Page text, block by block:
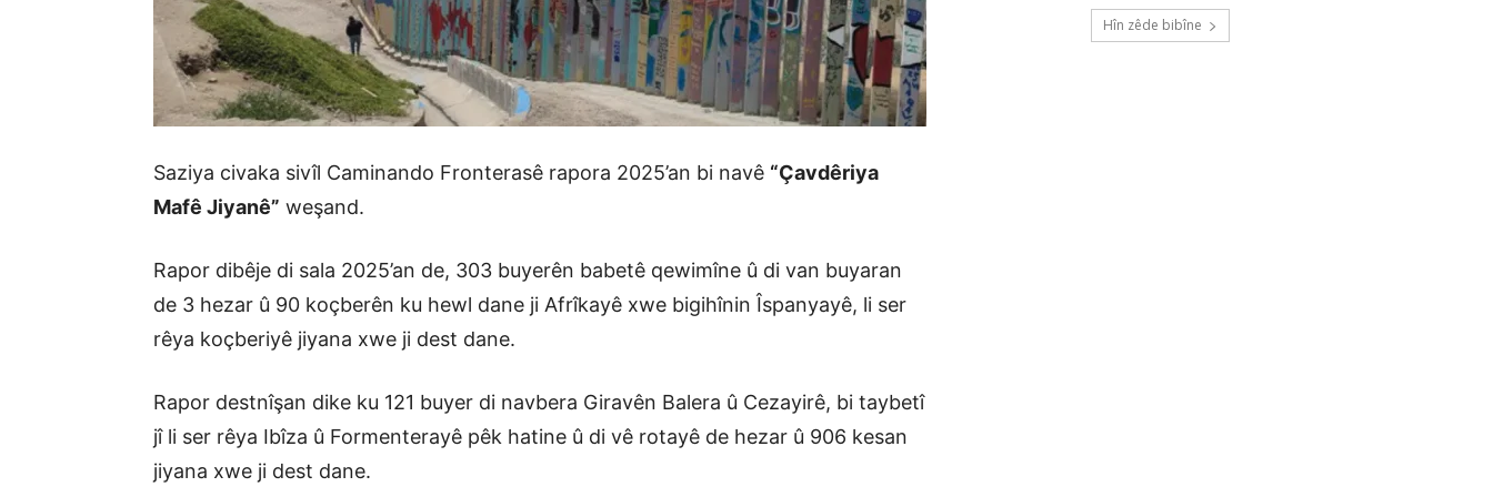
Saziya civaka sivîl Caminando Fronterasê rapora 2025’an bi navê “Çavdêriya
Mafê Jiyanê” weşand.
Rapor dibêje di sala 2025’an de, 303 buyerên babetê qewimîne û di van buyaran
de 3 hezar û 90 koçberên ku hewl dane ji Afrîkayê xwe bigihînin Îspanyayê, li ser
rêya koçberiyê jiyana xwe ji dest dane.
Rapor destnîşan dike ku 121 buyer di navbera Giravên Balera û Cezayirê, bi taybetî
jî li ser rêya Ibîza û Formenterayê pêk hatine û di vê rotayê de hezar û 906 kesan
jiyana xwe ji dest dane.
Hîn zêde bibîne